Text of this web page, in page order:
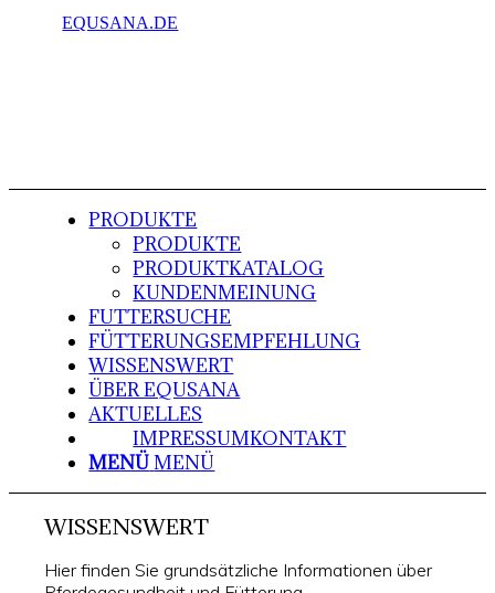
PRODUKTE
PRODUKTE
PRODUKTKATALOG
KUNDENMEINUNG
FUTTERSUCHE
FÜTTERUNGSEMPFEHLUNG
WISSENSWERT
ÜBER EQUSANA
AKTUELLES
KONTAKT
IMPRESSUM
MENÜ MENÜ
WISSENSWERT
Hier finden Sie grundsätzliche Informationen über